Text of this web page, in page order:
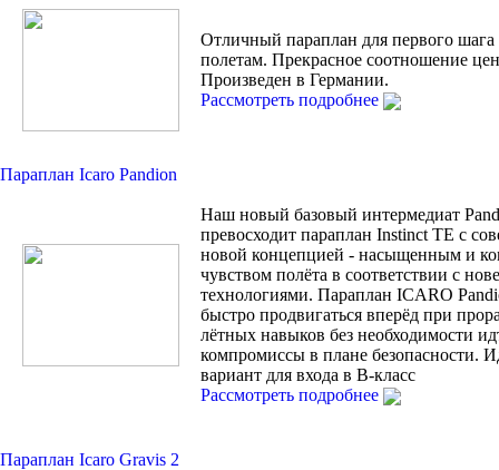
Отличный параплан для первого
полетам. Прекрасное соотношение
Произведен в Германии.
Рассмотреть подробнее
Параплан Icaro Pandion
Наш новый базовый интермедиат
превосходит параплан Instinct TE с
новой концепцией - насыщенным и
чувством полёта в соответствии с
технологиями. Параплан ICARO
быстро продвигаться вперёд при
лётных навыков без необходимости
компромиссы в плане безопасности.
вариант для входа в В-класс
Рассмотреть подробнее
Параплан Icaro Gravis 2